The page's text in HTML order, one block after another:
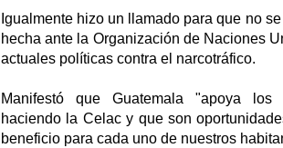
Igualmente hizo un llamado para que no
hecha ante la Organización de Naciones
actuales políticas contra el narcotráfico.
Manifestó que Guatemala "apoya los
haciendo la Celac y que son
beneficio para cada uno de nuestros